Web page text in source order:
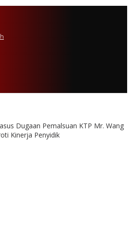
Dugaan Pemalsuan KTP Mr. Wang
Kinerja Penyidik